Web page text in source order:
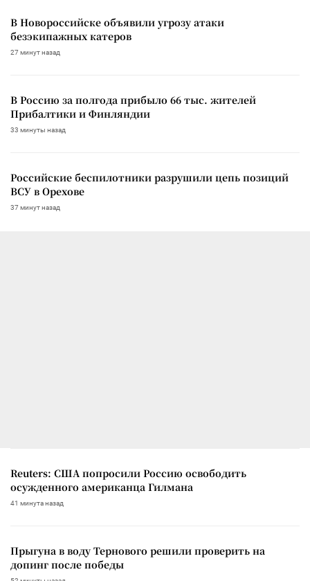
В Новороссийске объявили угрозу атаки
безэкипажных катеров
27 минут назад
В Россию за полгода прибыло 66 тыс. жителей
Прибалтики и Финляндии
33 минуты назад
Российские беспилотники разрушили цепь позиций
ВСУ в Орехове
37 минут назад
Reuters: США попросили Россию освободить
осужденного американца Гилмана
41 минута назад
Прыгуна в воду Тернового решили проверить на
допинг после победы